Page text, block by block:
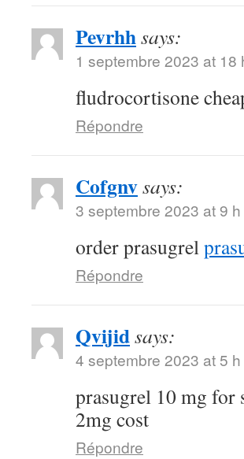
Pevrhhsays:
1 septembre 2023 at 18
fludrocortisone
Répondre
Cofgnvsays:
3 septembre 2023 at 9
order prasugrel
Répondre
Qvijidsays:
4 septembre 2023 at 5
prasugrel 10 mg for
2mg cost
Répondre